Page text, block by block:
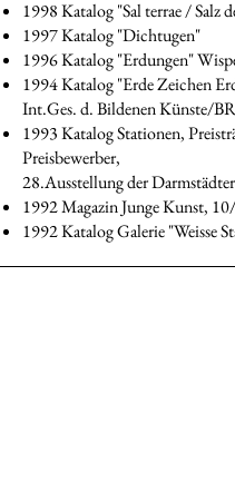
1998 Katalog "Sal terrae / Salz
1997 Katalog "Dichtugen"
1996 Katalog "Erdungen"
1994 Katalog "Erde Zeichen
Int.Ges. d. Bildenen Künste/
1993 Katalog Stationen,
Preisbewerber,
28.Ausstellung der Darmstädter
1992 Magazin Junge Kunst,
1992 Katalog Galerie "Weisse